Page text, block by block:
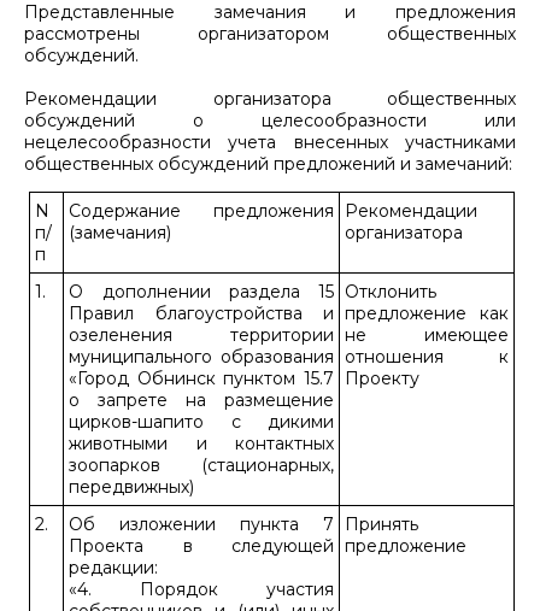
Представленные замечания и предложения
рассмотрены организатором общественных
обсуждений.
Рекомендации организатора общественных
обсуждений о целесообразности или
нецелесообразности учета внесенных участниками
общественных обсуждений предложений и замечаний:
N
п/
п
Содержание предложения
(замечания)
Рекомендации
организатора
1.
О дополнении раздела 15
Правил благоустройства и
озеленения территории
муниципального образования
«Город Обнинск пунктом 15.7
о запрете на размещение
цирков-шапито с дикими
животными и контактных
зоопарков (стационарных,
передвижных)
Отклонить
предложение как
не имеющее
отношения к
Проекту
2.
Об изложении пункта 7
Проекта в следующей
редакции:
«4. Порядок участия
Принять
предложение